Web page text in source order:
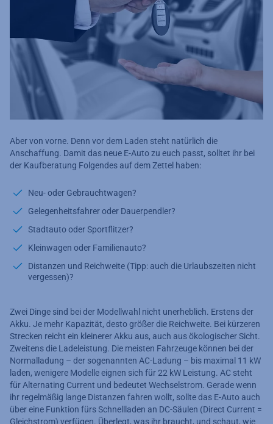
Aber von vorne. Denn vor dem Laden steht natürlich die
Anschaffung. Damit das neue E-Auto zu euch passt, solltet ihr bei
der Kaufberatung Folgendes auf dem Zettel haben:
Neu- oder Gebrauchtwagen?
Gelegenheitsfahrer oder Dauerpendler?
Stadtauto oder Sportflitzer?
Kleinwagen oder Familienauto?
Distanzen und Reichweite (Tipp: auch die Urlaubszeiten nicht
vergessen)?
Zwei Dinge sind bei der Modellwahl nicht unerheblich. Erstens der
Akku. Je mehr Kapazität, desto größer die Reichweite. Bei kürzeren
Strecken reicht ein kleinerer Akku aus, auch aus ökologischer Sicht.
Zweitens die Ladeleistung. Die meisten Fahrzeuge können bei der
Normalladung – der sogenannten AC-Ladung – bis maximal 11 kW
laden, wenigere Modelle eignen sich für 22 kW Leistung. AC steht
für Alternating Current und bedeutet Wechselstrom. Gerade wenn
ihr regelmäßig lange Distanzen fahren wollt, sollte das E-Auto auch
über eine Funktion fürs Schnellladen an DC-Säulen (Direct Current =
Gleichstrom) verfügen. Überlegt, was ihr braucht, und schaut, wie